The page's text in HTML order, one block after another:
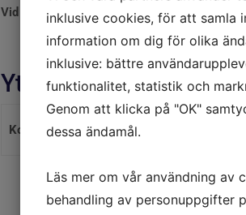
Vid hel förpackning välj 10st
Ytterligare
Kornstorlek : 40, 60, 80, 120
inklusive cookies, för att samla
information om dig för olika
inklusive: bättre
funktionalitet, statistik och
Genom att klicka på "OK"
dessa ändamål.
Läs mer om vår användning av
behandling av personuppgifter